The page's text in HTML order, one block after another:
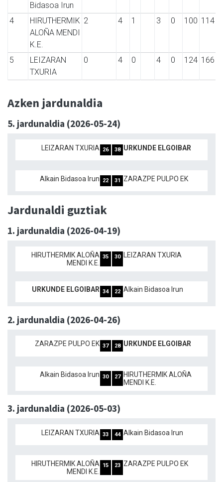
Bidasoa Irun
4
HIRUTHERMIK
ALOÑA MENDI
K.E.
2 4 1 3 0 100 114
5
LEIZARAN
TXURIA
0 4 0 4 0 124 166
Azken jardunaldia
5. jardunaldia (2026-05-24)
LEIZARAN TXURIA 26 38 URKUNDE ELGOIBAR
Alkain Bidasoa Irun 22 31 ZARAZPE PULPO EK
Jardunaldi guztiak
1. jardunaldia (2026-04-19)
HIRUTHERMIK ALOÑA
MENDI K.E.
35 30 LEIZARAN TXURIA
URKUNDE ELGOIBAR 34 22 Alkain Bidasoa Irun
2. jardunaldia (2026-04-26)
ZARAZPE PULPO EK 37 28 URKUNDE ELGOIBAR
Alkain Bidasoa Irun 30 27
HIRUTHERMIK ALOÑA
MENDI K.E.
3. jardunaldia (2026-05-03)
LEIZARAN TXURIA 33 44 Alkain Bidasoa Irun
HIRUTHERMIK ALOÑA
MENDI K.E.
15 23 ZARAZPE PULPO EK